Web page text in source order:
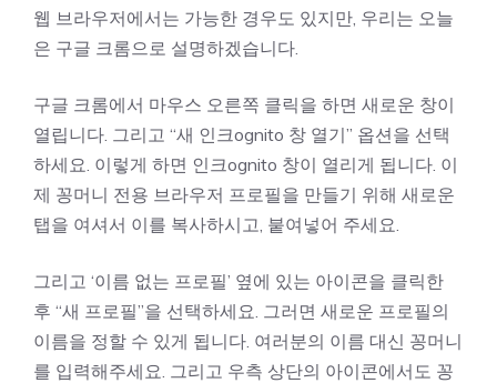
웹 브라우저에서는 가능한 경우도 있지만, 우리는 오늘
은 구글 크롬으로 설명하겠습니다.
구글 크롬에서 마우스 오른쪽 클릭을 하면 새로운 창이
열립니다. 그리고 “새 인크ognito 창 열기” 옵션을 선택
하세요. 이렇게 하면 인크ognito 창이 열리게 됩니다. 이
제 꽁머니 전용 브라우저 프로필을 만들기 위해 새로운
탭을 여셔서 이를 복사하시고, 붙여넣어 주세요.
그리고 ‘이름 없는 프로필’ 옆에 있는 아이콘을 클릭한
후 “새 프로필”을 선택하세요. 그러면 새로운 프로필의
이름을 정할 수 있게 됩니다. 여러분의 이름 대신 꽁머니
를 입력해주세요. 그리고 우측 상단의 아이콘에서도 꽁